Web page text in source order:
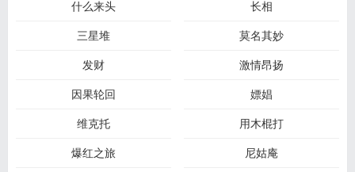
什么来头
长相
三星堆
莫名其妙
发财
激情昂扬
因果轮回
嫖娼
维克托
用木棍打
爆红之旅
尼姑庵